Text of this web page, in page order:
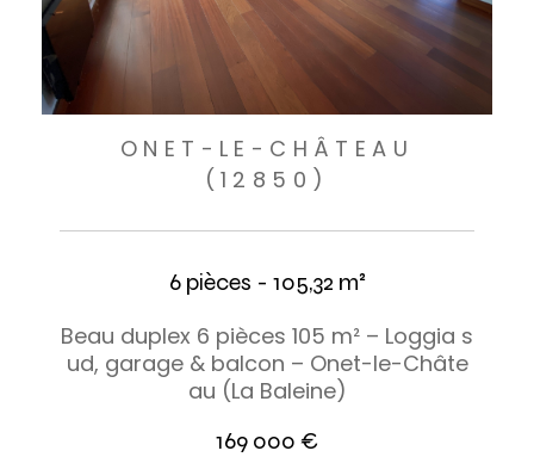
ONET-LE-CHÂTEAU
(12850)
6 pièces - 105,32 m²
Beau duplex 6 pièces 105 m² – Loggia s
ud, garage & balcon – Onet-le-Châte
au (La Baleine)
169 000 €